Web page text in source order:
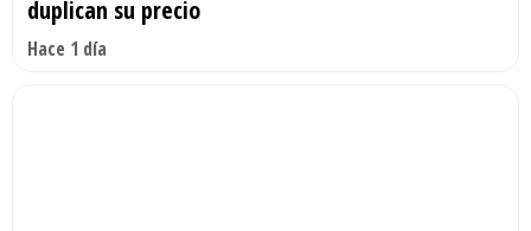
duplican su precio
Hace 1 día